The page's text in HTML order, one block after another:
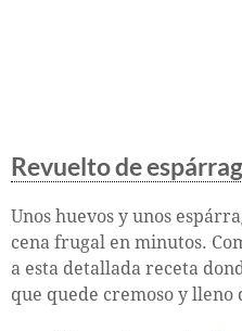
Revuelto de
Unos huevos y unos
cena frugal en minutos.
a esta detallada receta
que quede cremoso y lleno